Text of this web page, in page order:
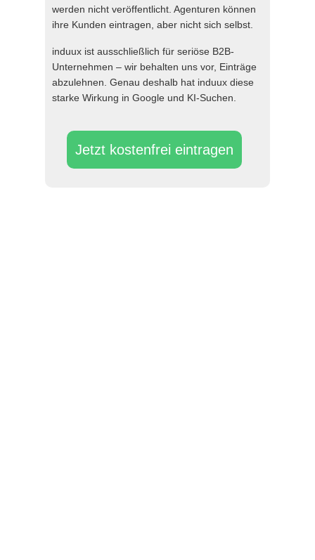
Jetzt kostenfrei eintragen
werden nicht veröffentlicht. Agenturen können
ihre Kunden eintragen, aber nicht sich selbst.
induux ist ausschließlich für seriöse B2B-
Unternehmen – wir behalten uns vor, Einträge
abzulehnen. Genau deshalb hat induux diese
starke Wirkung in Google und KI-Suchen.